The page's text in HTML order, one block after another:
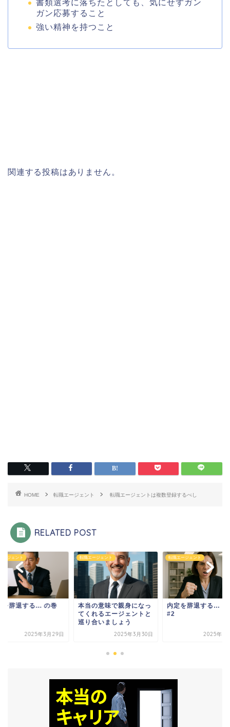
書類選考に落ちたとしても、気にせずガン
ガン応募すること
強い精神を持つこと
関連する投稿はありません。
HOME 転職エージェント 転職エージェントは複数登録するべし
RELATED POST
ージェント
を辞退する... の巻
2025年3月29日
転職エージェント
本当の意味で親身になっ
てくれるエージェントと
巡り合いましょう
2025年3月30日
転職エージェント
内定を辞退する… の
#2
2025年3